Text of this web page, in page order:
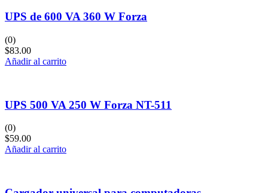
UPS de 600 VA 360 W Forza
(0)
$83.00
Añadir al carrito
UPS 500 VA 250 W Forza NT-511
(0)
$59.00
Añadir al carrito